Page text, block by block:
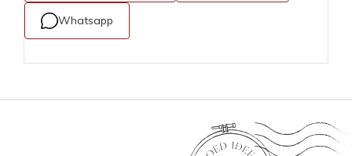
Whatsapp